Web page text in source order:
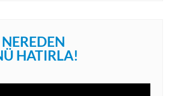
HATIRLA!